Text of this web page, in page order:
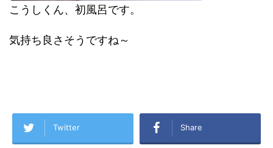
こうしくん、初風呂です。
気持ち良さそうですね～
Twitter Share